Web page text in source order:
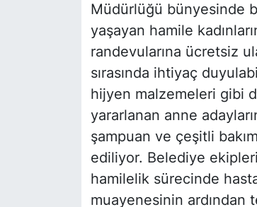
Müdürlüğü bünyesinde
yaşayan hamile
randevularına ücretsiz
sırasında ihtiyaç
hijyen malzemeleri gibi
yararlanan anne
şampuan ve çeşitli
ediliyor. Belediye
hamilelik sürecinde
muayenesinin ardından